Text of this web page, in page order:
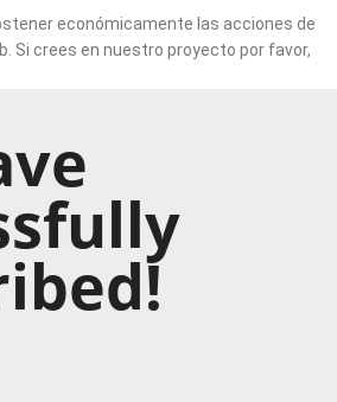
económicamente las acciones de
Si crees en nuestro proyecto por favor,